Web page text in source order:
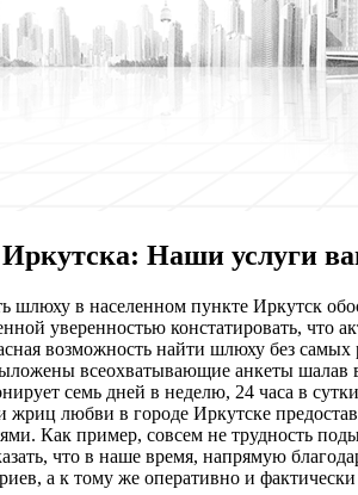
Наши услуги
шлюху в населенном пункте Иркутск
уверенностью констатировать, что
возможность найти шлюху без
всеохватывающие анкеты
семь дней в неделю, 24 часа в
любви в городе Иркутске
Как пример, совсем не трудность
что в наше время, напрямую
а к тому же оперативно и